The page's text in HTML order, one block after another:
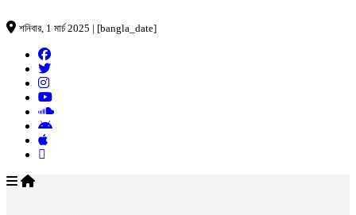
শনিবার, 1 মার্চ 2025 | [bangla_date]